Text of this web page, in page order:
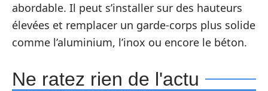
abordable. Il peut s’installer sur des hauteurs
élevées et remplacer un garde-corps plus solide
comme l’aluminium, l’inox ou encore le béton.
Ne ratez rien de l'actu